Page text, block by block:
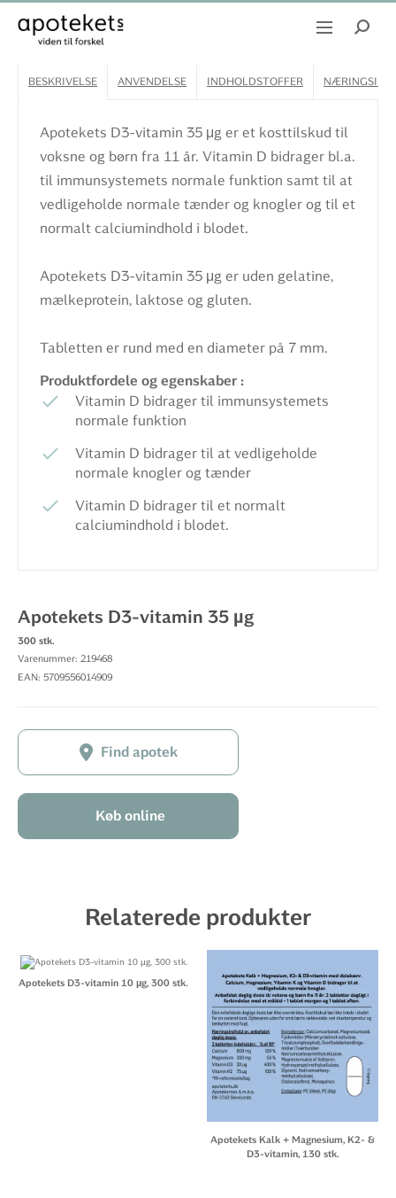
BESKRIVELSE ANVENDELSE INDHOLDSTOFFER
Apotekets D3-vitamin 35 μg er et kosttilskud til
voksne og børn fra 11 år. Vitamin D bidrager bl.a.
til immunsystemets normale funktion samt til at
vedligeholde normale tænder og knogler og til et
normalt calciumindhold i blodet.
Apotekets D3-vitamin 35 μg er uden gelatine,
mælkeprotein, laktose og gluten.
Tabletten er rund med en diameter på 7 mm.
Produktfordele og egenskaber :
Vitamin D bidrager til immunsystemets
normale funktion
Vitamin D bidrager til at vedligeholde
normale knogler og tænder
Vitamin D bidrager til et normalt
calciumindhold i blodet.
Apotekets D3-vitamin 35 µg
300 stk.
Varenummer: 219468
EAN: 5709556014909
Find apotek
Køb online
Relaterede produkter
Apotekets D3-vitamin 10 µg, 300 stk.
Apotekets Kalk + Magnesium, K2- &
D3-vitamin, 130 stk.